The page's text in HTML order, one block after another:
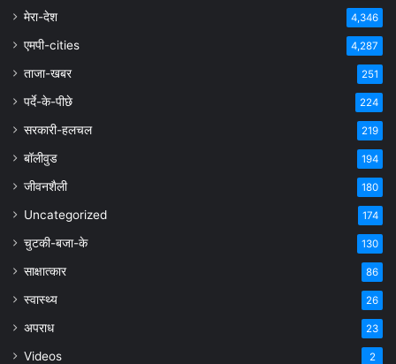
मेरा-देश 4,346
एमपी-cities 4,287
ताजा-खबर 251
पर्दे-के-पीछे 224
सरकारी-हलचल 219
बॉलीवुड 194
जीवनशैली 180
Uncategorized 174
चुटकी-बजा-के 130
साक्षात्कार 86
स्वास्थ्य 26
अपराध 23
Videos 2